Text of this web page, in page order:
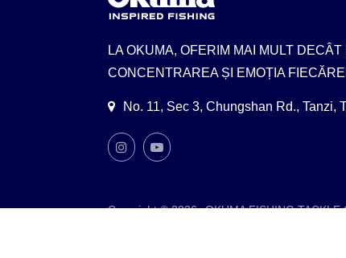
LA OKUMA, OFERIM MAI MULT
CONCENTRAREA ȘI EMOȚIA
No. 11, Sec 3, Chungshan Rd., Tanzi,
Copyright © 2026 OKUMA FISHING TACKLE